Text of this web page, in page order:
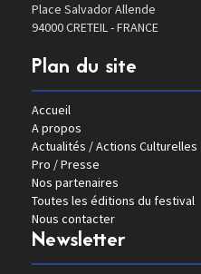
Place Salvador Allende
94000 CRETEIL - FRANCE
Plan du site
Accueil
A propos
Actualités / Actions Culturelles
Pro / Presse
Nos partenaires
Toutes les éditions du festival
Nous contacter
Newsletter